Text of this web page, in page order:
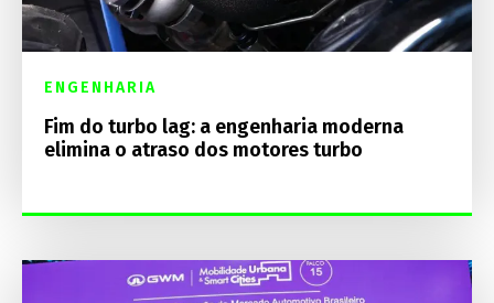
ENGENHARIA
Fim do turbo lag: a engenharia moderna
elimina o atraso dos motores turbo